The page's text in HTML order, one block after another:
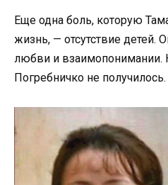
Еще одна боль, которую
жизнь, — отсутствие детей.
любви и взаимопонимании.
Погребничко не получилось.